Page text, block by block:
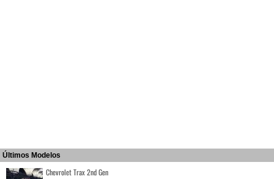
Últimos Modelos
Chevrolet Trax 2nd Gen